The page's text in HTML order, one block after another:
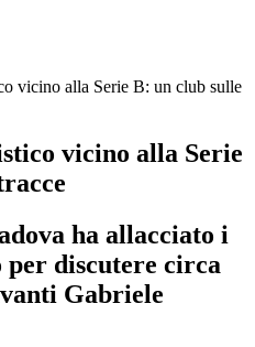
vicino alla Serie B: un club sulle
vicino alla Serie
ha allacciato i
discutere circa
Gabriele